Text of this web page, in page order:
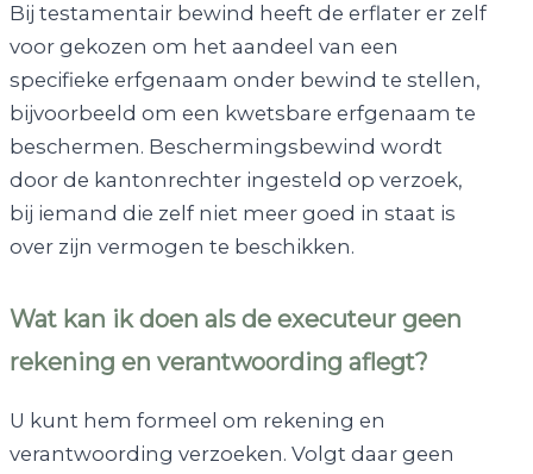
Bij testamentair bewind heeft de erflater er zelf
voor gekozen om het aandeel van een
specifieke erfgenaam onder bewind te stellen,
bijvoorbeeld om een kwetsbare erfgenaam te
beschermen. Beschermingsbewind wordt
door de kantonrechter ingesteld op verzoek,
bij iemand die zelf niet meer goed in staat is
over zijn vermogen te beschikken.
Wat kan ik doen als de executeur geen
rekening en verantwoording aflegt?
U kunt hem formeel om rekening en
verantwoording verzoeken. Volgt daar geen